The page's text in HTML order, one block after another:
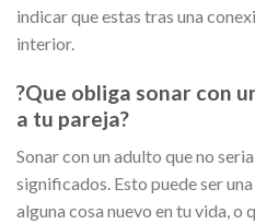
indicar que estas tras una
interior.
?Que obliga sonar con
a tu pareja?
Sonar con un adulto que no
significados. Esto puede ser
alguna cosa nuevo en tu vida, o